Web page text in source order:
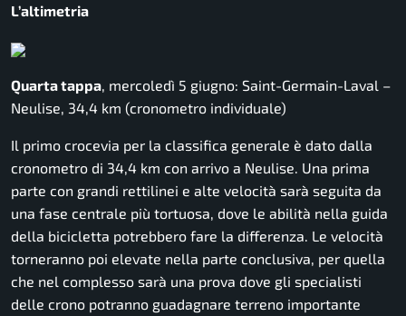
L’altimetria
Quarta tappa , mercoledì 5 giugno: Saint-Germain-Laval –
Neulise, 34,4 km (cronometro individuale)
Il primo crocevia per la classifica generale è dato dalla
cronometro di 34,4 km con arrivo a Neulise. Una prima
parte con grandi rettilinei e alte velocità sarà seguita da
una fase centrale più tortuosa, dove le abilità nella guida
della bicicletta potrebbero fare la differenza. Le velocità
torneranno poi elevate nella parte conclusiva, per quella
che nel complesso sarà una prova dove gli specialisti
delle crono potranno guadagnare terreno importante